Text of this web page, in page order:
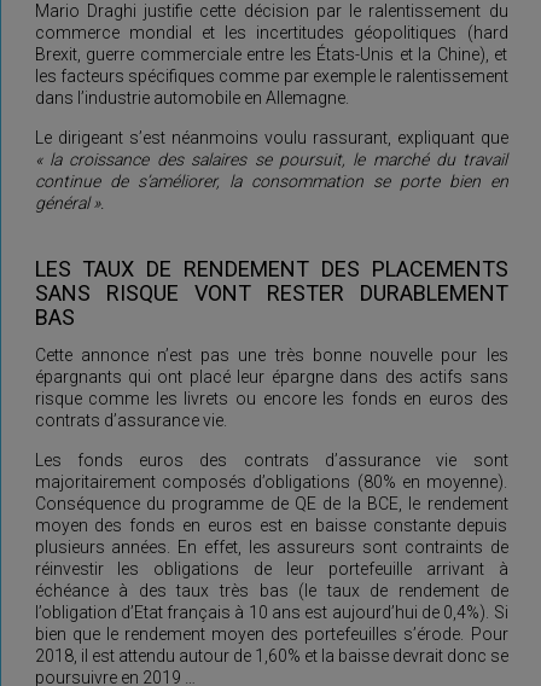
Mario Draghi justifie cette décision par le ralentissement du
commerce mondial et les incertitudes géopolitiques (hard
Brexit, guerre commerciale entre les États-Unis et la Chine), et
les facteurs spécifiques comme par exemple le ralentissement
dans l’industrie automobile en Allemagne.
Le dirigeant s’est néanmoins voulu rassurant, expliquant que
« la croissance des salaires se poursuit, le marché du travail
continue de s’améliorer, la consommation se porte bien en
général ».
LES TAUX DE RENDEMENT DES PLACEMENTS
SANS RISQUE VONT RESTER DURABLEMENT
BAS
Cette annonce n’est pas une très bonne nouvelle pour les
épargnants qui ont placé leur épargne dans des actifs sans
risque comme les livrets ou encore les fonds en euros des
contrats d’assurance vie.
Les fonds euros des contrats d’assurance vie sont
majoritairement composés d’obligations (80% en moyenne).
Conséquence du programme de QE de la BCE, le rendement
moyen des fonds en euros est en baisse constante depuis
plusieurs années. En effet, les assureurs sont contraints de
réinvestir les obligations de leur portefeuille arrivant à
échéance à des taux très bas (le taux de rendement de
l’obligation d’Etat français à 10 ans est aujourd’hui de 0,4%). Si
bien que le rendement moyen des portefeuilles s’érode. Pour
2018, il est attendu autour de 1,60% et la baisse devrait donc se
poursuivre en 2019 …